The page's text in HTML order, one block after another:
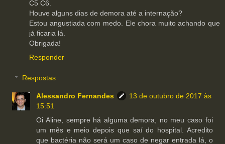
C5 C6.
Houve alguns dias de demora até a internação?
Estou angustiada com medo. Ele chora muito achando que
já ficaria lá.
Obrigada!
Responder
Respostas
Alessandro Fernandes
13 de outubro de 2017 às
15:51
Oi Aline, sempre há alguma demora, no meu caso foi
um mês e meio depois que saí do hospital. Acredito
que bactéria não será um caso de negar entrada lá, o